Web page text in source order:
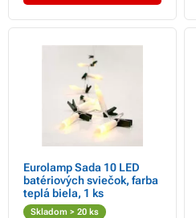
Eurolamp Sada 10 LED
batériových sviečok, farba
teplá biela, 1 ks
Skladom > 20 ks